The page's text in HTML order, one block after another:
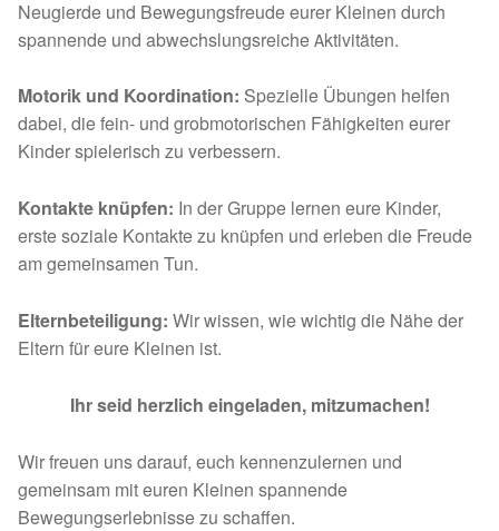
Neugierde und Bewegungsfreude eurer Kleinen durch
spannende und abwechslungsreiche Aktivitäten.
Motorik und Koordination: Spezielle Übungen helfen
dabei, die fein- und grobmotorischen Fähigkeiten eurer
Kinder spielerisch zu verbessern.
Kontakte knüpfen: In der Gruppe lernen eure Kinder,
erste soziale Kontakte zu knüpfen und erleben die Freude
am gemeinsamen Tun.
Elternbeteiligung: Wir wissen, wie wichtig die Nähe der
Eltern für eure Kleinen ist.
Ihr seid herzlich eingeladen, mitzumachen!
Wir freuen uns darauf, euch kennenzulernen und
gemeinsam mit euren Kleinen spannende
Bewegungserlebnisse zu schaffen.